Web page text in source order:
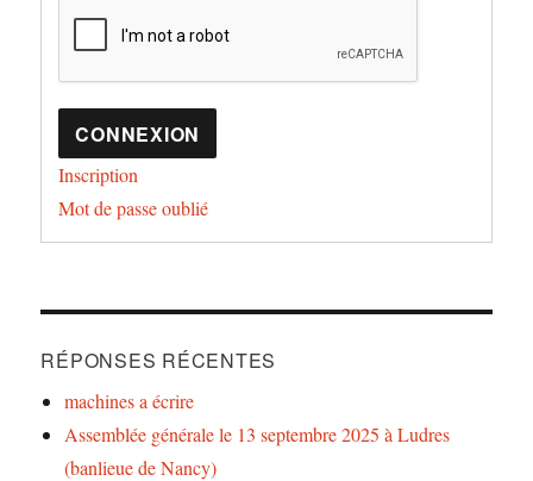
CONNEXION
Inscription
Mot de passe oublié
RÉPONSES RÉCENTES
machines a écrire
Assemblée générale le 13 septembre 2025 à Ludres
(banlieue de Nancy)